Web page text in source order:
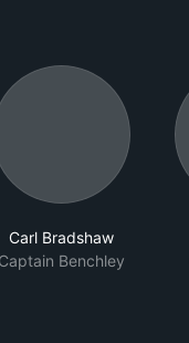
Carl Bradshaw
Captain Benchley